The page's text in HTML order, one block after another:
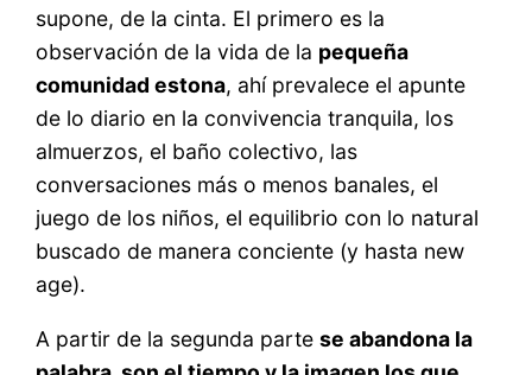
supone, de la cinta. El primero es la
observación de la vida de la pequeña
comunidad estona, ahí prevalece el apunte
de lo diario en la convivencia tranquila, los
almuerzos, el baño colectivo, las
conversaciones más o menos banales, el
juego de los niños, el equilibrio con lo natural
buscado de manera conciente (y hasta new
age).
A partir de la segunda partese abandona la